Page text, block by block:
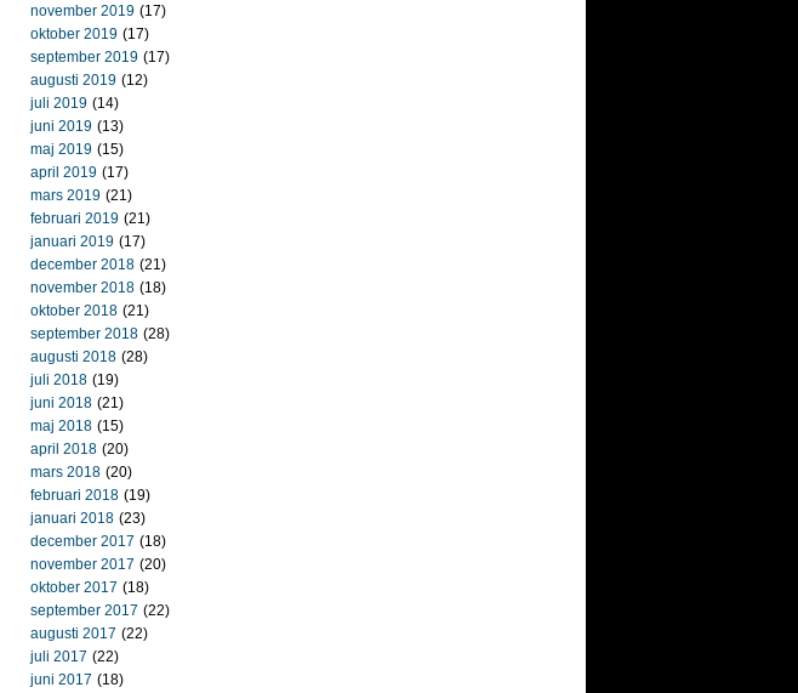
november 2019 (17)
oktober 2019 (17)
september 2019 (17)
augusti 2019 (12)
juli 2019 (14)
juni 2019 (13)
maj 2019 (15)
april 2019 (17)
mars 2019 (21)
februari 2019 (21)
januari 2019 (17)
december 2018 (21)
november 2018 (18)
oktober 2018 (21)
september 2018 (28)
augusti 2018 (28)
juli 2018 (19)
juni 2018 (21)
maj 2018 (15)
april 2018 (20)
mars 2018 (20)
februari 2018 (19)
januari 2018 (23)
december 2017 (18)
november 2017 (20)
oktober 2017 (18)
september 2017 (22)
augusti 2017 (22)
juli 2017 (22)
juni 2017 (18)